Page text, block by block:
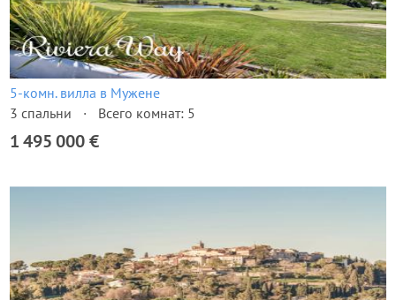
5-комн. вилла в Мужене
3 спальни
Всего комнат: 5
1 495 000 €